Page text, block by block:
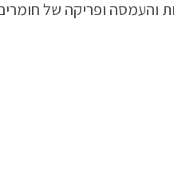
והעמסה ופריקה של